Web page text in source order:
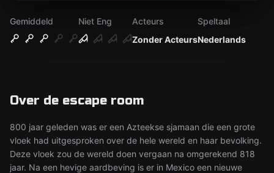
Gemiddeld
Niet Eng
Zonder Acteurs
Acteurs
Nederlands
Speltaal
Over de escape room
800 jaar geleden was er een Azteekse sjamaan die een grote
vloek had uitgesproken over de hele wereld en haar bevolking.
Deze vloek zou de wereld doen vergaan na omgerekend 818
jaar. Na een hevige aardbeving is er in Mexico een nieuwe